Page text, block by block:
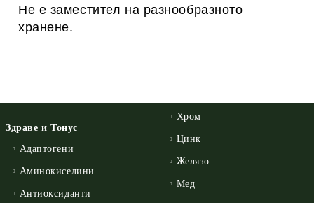
Не е заместител на разнообразното
хранене.
Здраве и Тонус
Адаптогени
Аминокиселини
Антиоксиданти
Хром
Цинк
Желязо
Мед